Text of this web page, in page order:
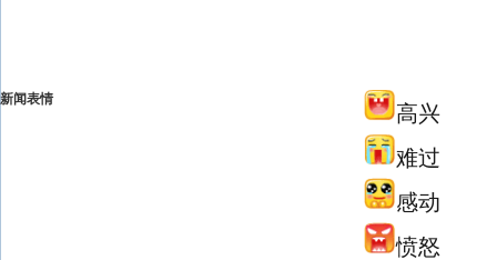
新闻表情
高兴
难过
感动
愤怒